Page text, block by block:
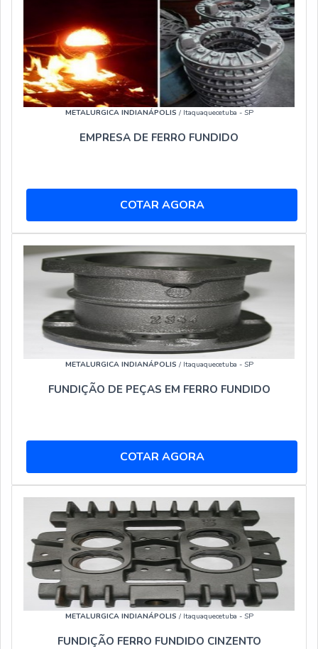
METALURGICA INDIANÁPOLIS / Itaquaquecetuba - SP
EMPRESA DE FERRO FUNDIDO
COTAR AGORA
METALURGICA INDIANÁPOLIS / Itaquaquecetuba - SP
FUNDIÇÃO DE PEÇAS EM FERRO FUNDIDO
COTAR AGORA
METALURGICA INDIANÁPOLIS / Itaquaquecetuba - SP
FUNDIÇÃO FERRO FUNDIDO CINZENTO